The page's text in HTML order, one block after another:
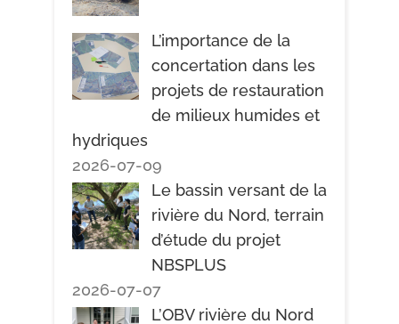
L’importance de la
concertation dans les
projets de restauration
de milieux humides et
hydriques
2026-07-09
Le bassin versant de la
rivière du Nord, terrain
d’étude du projet
NBSPLUS
2026-07-07
L’OBV rivière du Nord